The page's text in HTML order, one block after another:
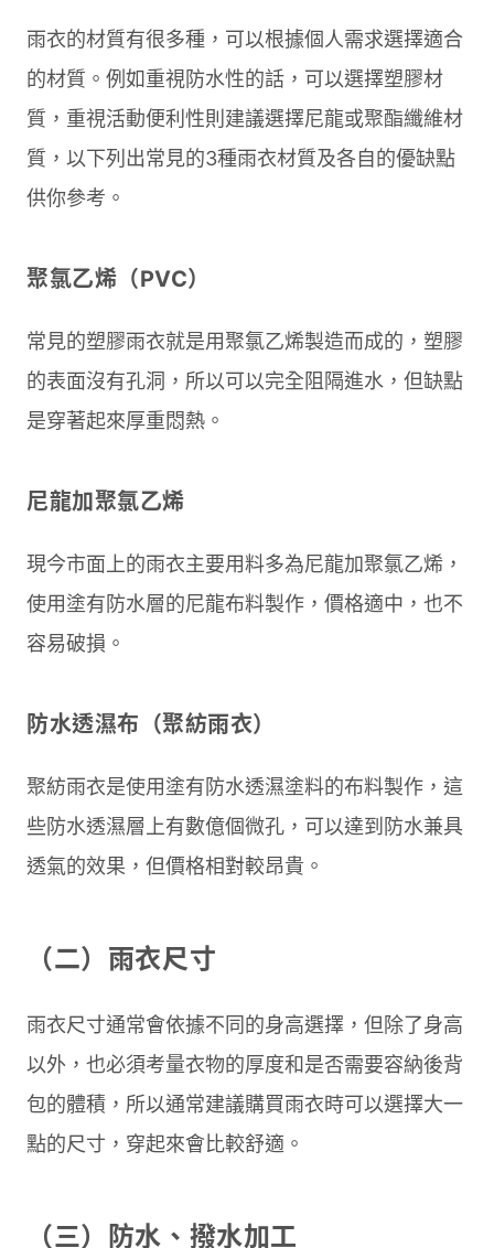
雨衣的材質有很多種，可以根據個人需求選擇適合
的材質。例如重視防水性的話，可以選擇塑膠材
質，重視活動便利性則建議選擇尼龍或聚酯纖維材
質，以下列出常見的3種雨衣材質及各自的優缺點
供你參考。
聚氯乙烯（PVC）
常見的塑膠雨衣就是用聚氯乙烯製造而成的，塑膠
的表面沒有孔洞，所以可以完全阻隔進水，但缺點
是穿著起來厚重悶熱。
尼龍加聚氯乙烯
現今市面上的雨衣主要用料多為尼龍加聚氯乙烯，
使用塗有防水層的尼龍布料製作，價格適中，也不
容易破損。
防水透濕布（聚紡雨衣）
聚紡雨衣是使用塗有防水透濕塗料的布料製作，這
些防水透濕層上有數億個微孔，可以達到防水兼具
透氣的效果，但價格相對較昂貴。
（二）雨衣尺寸
雨衣尺寸通常會依據不同的身高選擇，但除了身高
以外，也必須考量衣物的厚度和是否需要容納後背
包的體積，所以通常建議購買雨衣時可以選擇大一
點的尺寸，穿起來會比較舒適。
（三）防水、撥水加工